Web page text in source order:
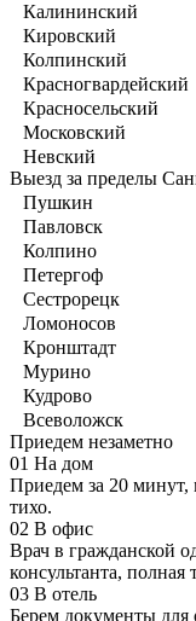
Калининский
Кировский
Колпинский
Красногвардейский
Красносельский
Московский
Невский
Выезд за пределы
Пушкин
Павловск
Колпино
Петергоф
Сестрорецк
Ломоносов
Кронштадт
Мурино
Кудрово
Всеволожск
Приедем незаметно
01 На дом
Приедем за 20
тихо.
02 В офис
Врач в гражданской
консультанта, полная
03 В отель
Берем документы для